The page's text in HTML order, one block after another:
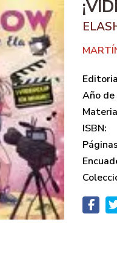
Año de
Materia
ISBN: